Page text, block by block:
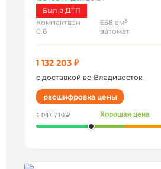
Был в ДТП
Компактвэн
0.6
658 см3
автомат
1 132 203 ₽
с доставкой во Владивосток
расшифровка цены
1 047 710 ₽ Хорошая цена